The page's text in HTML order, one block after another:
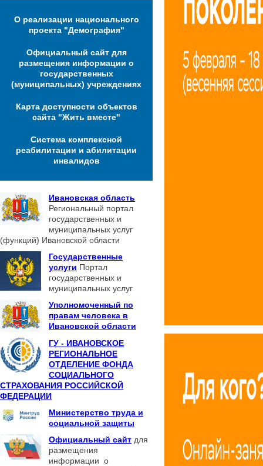
О реализации национального
проекта "Демография"
Официальный сайт для
размещения информации о
государственных
(муниципальных) учреждениях
Карта доступности объектов
сайта "Жить вместе"
Система комплексной
реабилитации и абилитации
инвалидов
Ивановская область
Региональный портал
государственных и
муниципальных услуг
(функций) Ивановской области
Государственные
услуги Портал
государственных и
муниципальных услуг
Уполномоченный по
правам человека в
Ивановской области
ГУ - ИВАНОВСКОЕ
РЕГИОНАЛЬНОЕ
ОТДЕЛЕНИЕ ФОНДА
СОЦИАЛЬНОГО
СТРАХОВАНИЯ РОССИЙСКОЙ
ФЕДЕРАЦИИ
Министерство труда и
социальной защиты
Официальный сайт для
размещения
информации о